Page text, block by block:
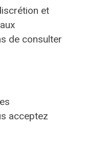
et
de consulter
acceptez